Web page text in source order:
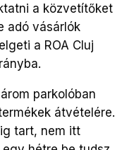
a közvetítőket
adó vásárlók
a ROA Cluj
parkolóban
átvételére.
tart, nem itt